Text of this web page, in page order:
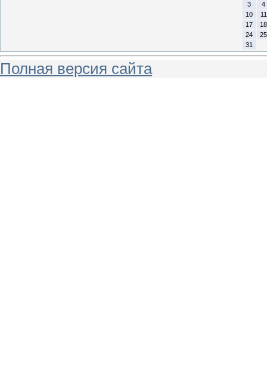
3
4
10
11
17
18
24
25
31
Полная версия сайта